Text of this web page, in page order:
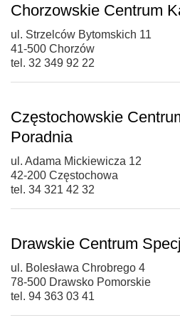
Chorzowskie Centrum
ul. Strzelców Bytomskich 11
41-500 Chorzów
tel. 32 349 92 22
Częstochowskie
Poradnia
ul. Adama Mickiewicza 12
42-200 Częstochowa
tel. 34 321 42 32
Drawskie Centrum
ul. Bolesława Chrobrego 4
78-500 Drawsko Pomorskie
tel. 94 363 03 41